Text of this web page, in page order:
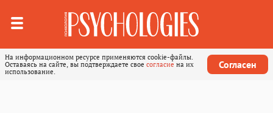
На информационном ресурсе применяются cookie-файлы.
Оставаясь на сайте, вы подтверждаете свое согласие на их
использование.
Согласен